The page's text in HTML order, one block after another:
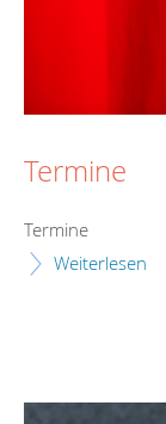
Termine
Termine
Weiterlesen